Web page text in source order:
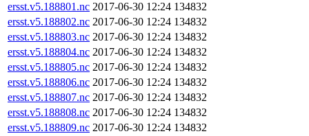
ersst.v5.188801.nc 2017-06-30 12:24 134832
ersst.v5.188802.nc 2017-06-30 12:24 134832
ersst.v5.188803.nc 2017-06-30 12:24 134832
ersst.v5.188804.nc 2017-06-30 12:24 134832
ersst.v5.188805.nc 2017-06-30 12:24 134832
ersst.v5.188806.nc 2017-06-30 12:24 134832
ersst.v5.188807.nc 2017-06-30 12:24 134832
ersst.v5.188808.nc 2017-06-30 12:24 134832
ersst.v5.188809.nc 2017-06-30 12:24 134832